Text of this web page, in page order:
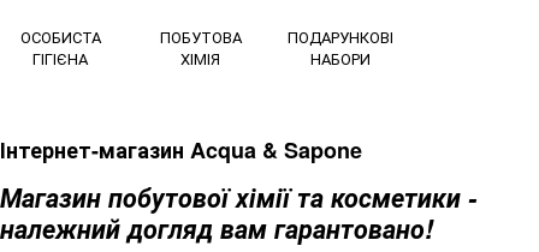
ОСОБИСТА
ГІГІЄНА
ПОБУТОВА
ХІМІЯ
ПОДАРУНКОВІ
НАБОРИ
Інтернет-магазин Acqua & Sapone
Магазин побутової хімії та косметики -
належний догляд вам гарантовано!